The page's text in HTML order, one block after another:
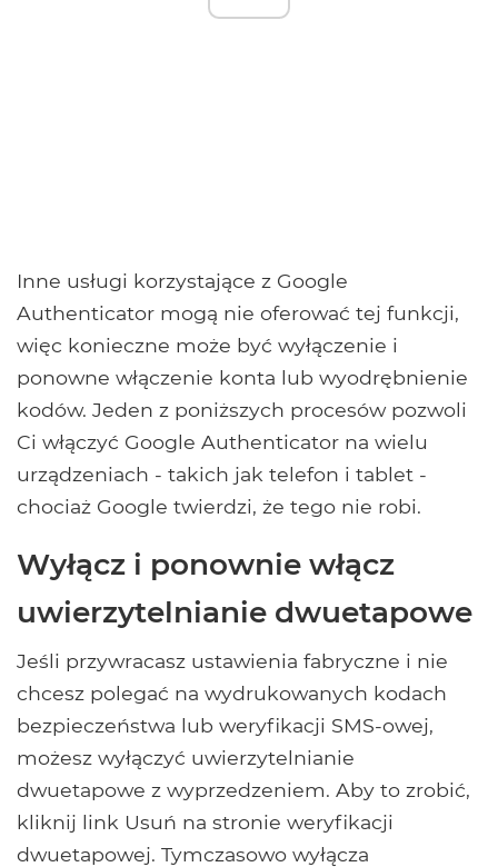
Inne usługi korzystające z Google
Authenticator mogą nie oferować tej funkcji,
więc konieczne może być wyłączenie i
ponowne włączenie konta lub wyodrębnienie
kodów. Jeden z poniższych procesów pozwoli
Ci włączyć Google Authenticator na wielu
urządzeniach - takich jak telefon i tablet -
chociaż Google twierdzi, że tego nie robi.
Wyłącz i ponownie włącz
uwierzytelnianie dwuetapowe
Jeśli przywracasz ustawienia fabryczne i nie
chcesz polegać na wydrukowanych kodach
bezpieczeństwa lub weryfikacji SMS-owej,
możesz wyłączyć uwierzytelnianie
dwuetapowe z wyprzedzeniem. Aby to zrobić,
kliknij link Usuń na stronie weryfikacji
dwuetapowej. Tymczasowo wyłącza